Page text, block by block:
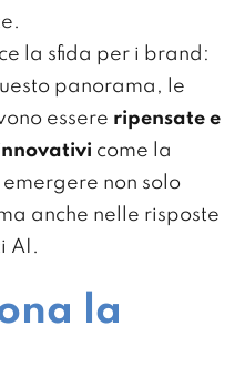
la sfida per i brand:
panorama, le
essere ripensate e
come la
non solo
anche nelle risposte
AI.
la